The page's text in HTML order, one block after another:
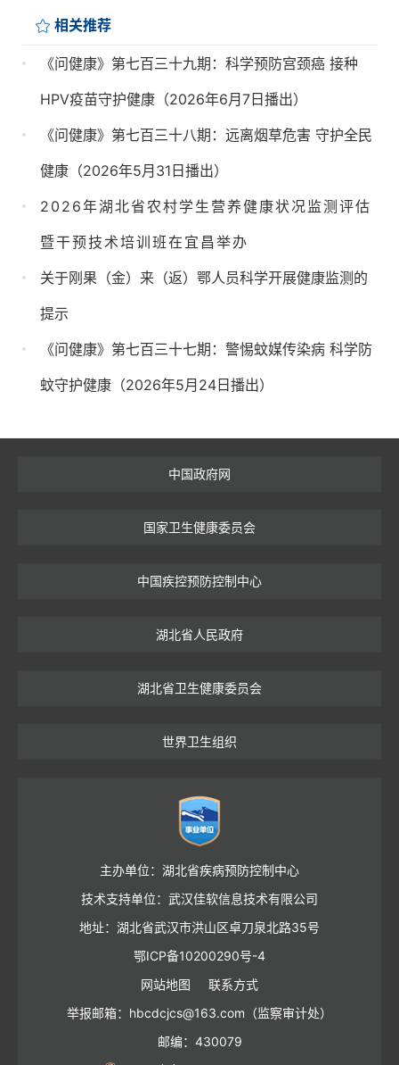
相关推荐
《问健康》第七百三十九期：科学预防宫颈癌 接种
HPV疫苗守护健康（2026年6月7日播出）
《问健康》第七百三十八期：远离烟草危害 守护全民
健康（2026年5月31日播出）
2026年湖北省农村学生营养健康状况监测评估
暨干预技术培训班在宜昌举办
关于刚果（金）来（返）鄂人员科学开展健康监测的
提示
《问健康》第七百三十七期：警惕蚊媒传染病 科学防
蚊守护健康（2026年5月24日播出）
中国政府网
国家卫生健康委员会
中国疾控预防控制中心
湖北省人民政府
湖北省卫生健康委员会
世界卫生组织
主办单位：湖北省疾病预防控制中心
技术支持单位：武汉佳软信息技术有限公司
地址：湖北省武汉市洪山区卓刀泉北路35号
鄂ICP备10200290号-4
网站地图
联系方式
举报邮箱：hbcdcjcs@163.com（监察审计处）
邮编：430079